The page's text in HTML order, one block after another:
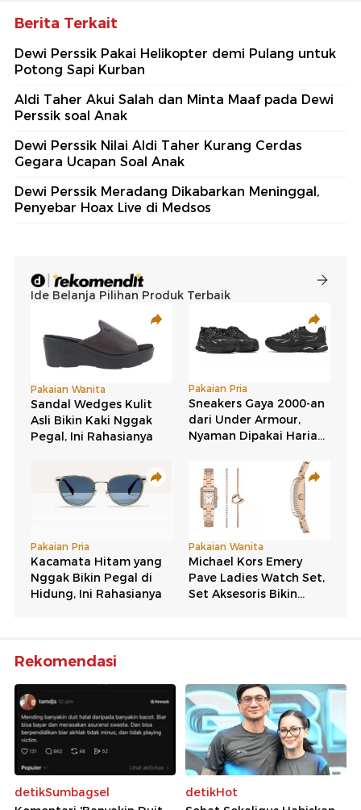
Berita Terkait
Dewi Perssik Pakai Helikopter demi Pulang untuk
Potong Sapi Kurban
Aldi Taher Akui Salah dan Minta Maaf pada Dewi
Perssik soal Anak
Dewi Perssik Nilai Aldi Taher Kurang Cerdas
Gegara Ucapan Soal Anak
Dewi Perssik Meradang Dikabarkan Meninggal,
Penyebar Hoax Live di Medsos
Rekomendasi
detikSumbagsel
detikHot